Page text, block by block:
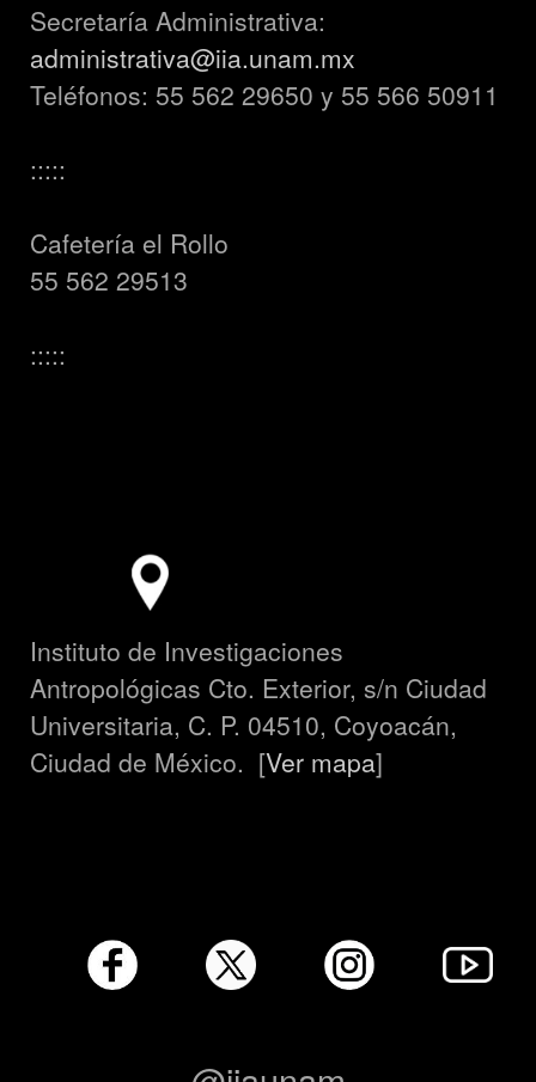
Secretaría Administrativa:
administrativa@iia.unam.mx
Teléfonos: 55 562 29650 y 55 566 50911
:::::
Cafetería el Rollo
55 562 29513
:::::
Instituto de Investigaciones
Antropológicas Cto. Exterior, s/n Ciudad
Universitaria, C. P. 04510, Coyoacán,
Ciudad de México. [Ver mapa]